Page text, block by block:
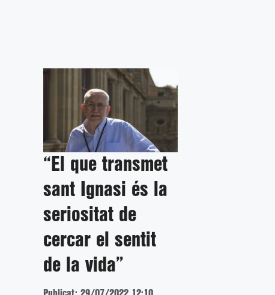
“El que transmet
sant Ignasi és la
seriositat de
cercar el sentit
de la vida”